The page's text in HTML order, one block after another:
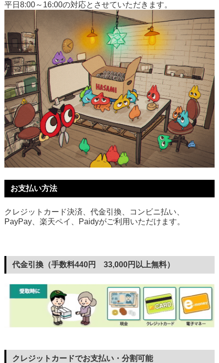
平日8:00～16:00の対応とさせていただきます。
お支払い方法
クレジットカード決済、代金引換、コンビニ払い、
PayPay、楽天ペイ、Paidyがご利用いただけます。
代金引換（手数料440円 33,000円以上無料）
クレジットカードでお支払い・分割可能